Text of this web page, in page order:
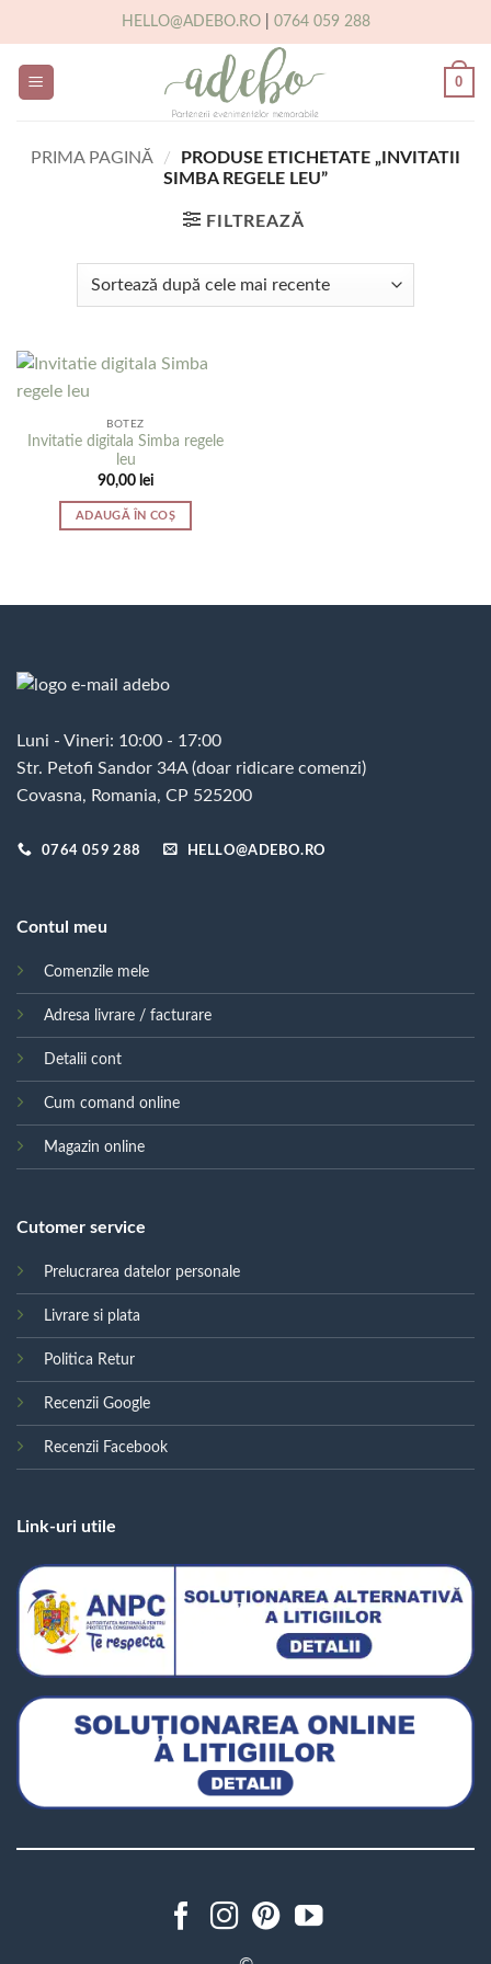
content
HELLO@ADEBO.RO| 0764 059 288
0
PRIMA PAGINĂ /
PRODUSE ETICHETATE „INVITATII
SIMBA REGELE LEU”
FILTREAZĂ
BOTEZ
Invitatie digitala Simba regele
leu
90,00 lei
ADAUGĂ ÎN COȘ
Luni - Vineri: 10:00 - 17:00
Str. Petofi Sandor 34A (doar ridicare comenzi)
Covasna, Romania, CP 525200
0764 059 288 HELLO@ADEBO.RO
Contul meu
Comenzile mele
Adresa livrare / facturare
Detalii cont
Cum comand online
Magazin online
Cutomer service
Prelucrarea datelor personale
Livrare si plata
Politica Retur
Recenzii Google
Recenzii Facebook
Link-uri utile